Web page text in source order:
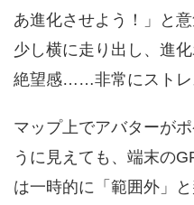
あ進化させよう！」と
少し横に走り出し、進
絶望感……非常にストレ
マップ上でアバターが
うに見えても、端末の
は一時的に「範囲外」